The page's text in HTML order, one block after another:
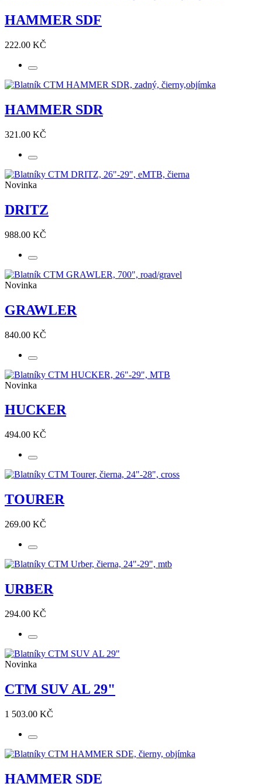
HAMMER SDF
222.00 KČ
HAMMER SDR
321.00 KČ
Novinka
DRITZ
988.00 KČ
Novinka
GRAWLER
840.00 KČ
Novinka
HUCKER
494.00 KČ
TOURER
269.00 KČ
URBER
294.00 KČ
Novinka
CTM SUV AL 29"
1 503.00 KČ
HAMMER SDE